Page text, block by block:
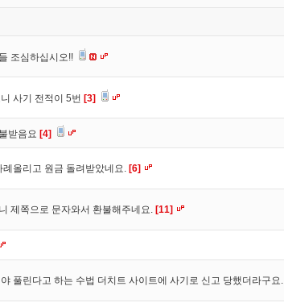
조심하십시오!!
사기 전적이 5번 [3]
받음요 [4]
올리고 원금 돌려받았네요. [6]
제쪽으로 문자와서 환불해주네요. [11]
풀린다고 하는 수법 더치트 사이트에 사기로 신고 당했더라구요.